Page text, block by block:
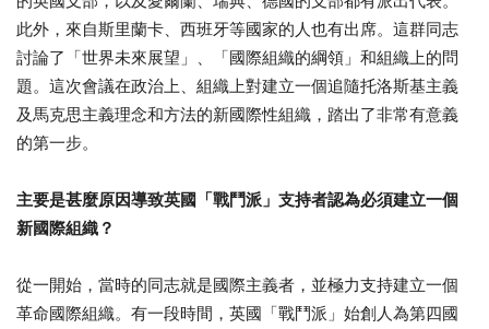
此外，來自斯里蘭卡、西班牙等國家的人也有出席。這群同志
討論了「世界未來展望」、「國際組織的綱領」和組織上的問
題。這次會議在政治上、組織上對建立一個追隨托洛斯基主義
及馬克思主義理念和方法的新國際性組織，踏出了非常有意義
的第一步。
主要是甚麼原因導致英國「戰鬥派」支持者認為必須建立一個
新國際組織？
從一開始，當時的同志就是國際主義者，並極力支持建立一個
革命國際組織。有一段時間，英國「戰鬥派」始創人為第四國